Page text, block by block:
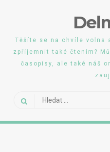
Těšíte se na chvíle volna
zpříjemnit také čtením?
časopisy, ale také náš
Vyhledávání